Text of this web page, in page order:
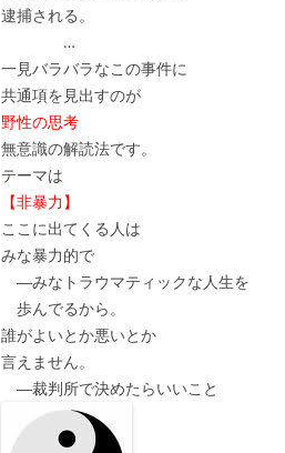
逮捕される。
…
一見バラバラなこの事件に
共通項を見出すのが
野性の思考
無意識の解読法です。
テーマは
【非暴力】
ここに出てくる人は
みな暴力的で
―みなトラウマティックな人生を
歩んでるから。
誰がよいとか悪いとか
言えません。
―裁判所で決めたらいいこと